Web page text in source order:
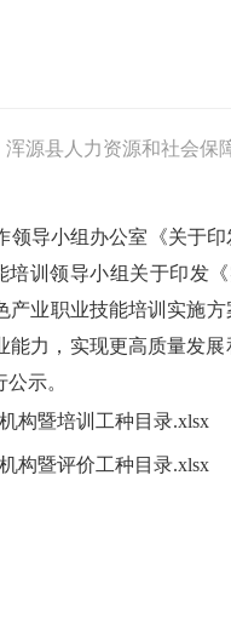
浑源县人力资源和社会保
导小组办公室《关于
训领导小组关于印发
产业职业技能培训实施
力，实现更高质量发
示。
构暨培训工种目录.xlsx
构暨评价工种目录.xlsx